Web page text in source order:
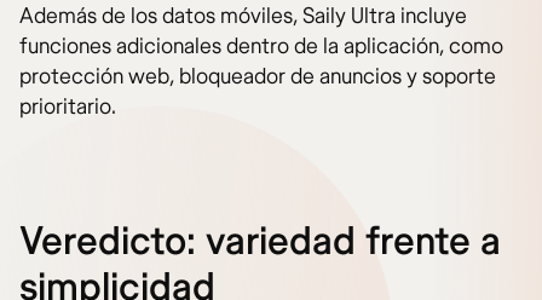
Además de los datos móviles, Saily Ultra incluye
funciones adicionales dentro de la aplicación, como
protección web, bloqueador de anuncios y soporte
prioritario.
Veredicto: variedad frente a
simplicidad